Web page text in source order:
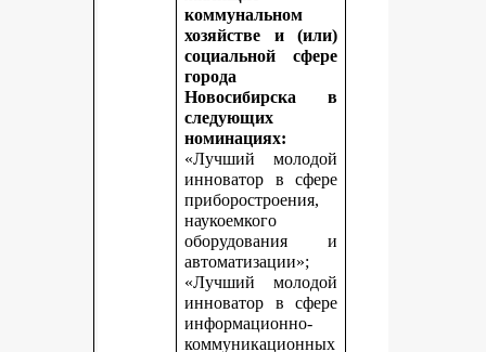
коммунальном
хозяйстве и (или)
социальной сфере
города
Новосибирска в
следующих
номинациях:
«Лучший молодой
инноватор в сфере
приборостроения,
наукоемкого
оборудования и
автоматизации»;
«Лучший молодой
инноватор в сфере
информационно-
коммуникационных